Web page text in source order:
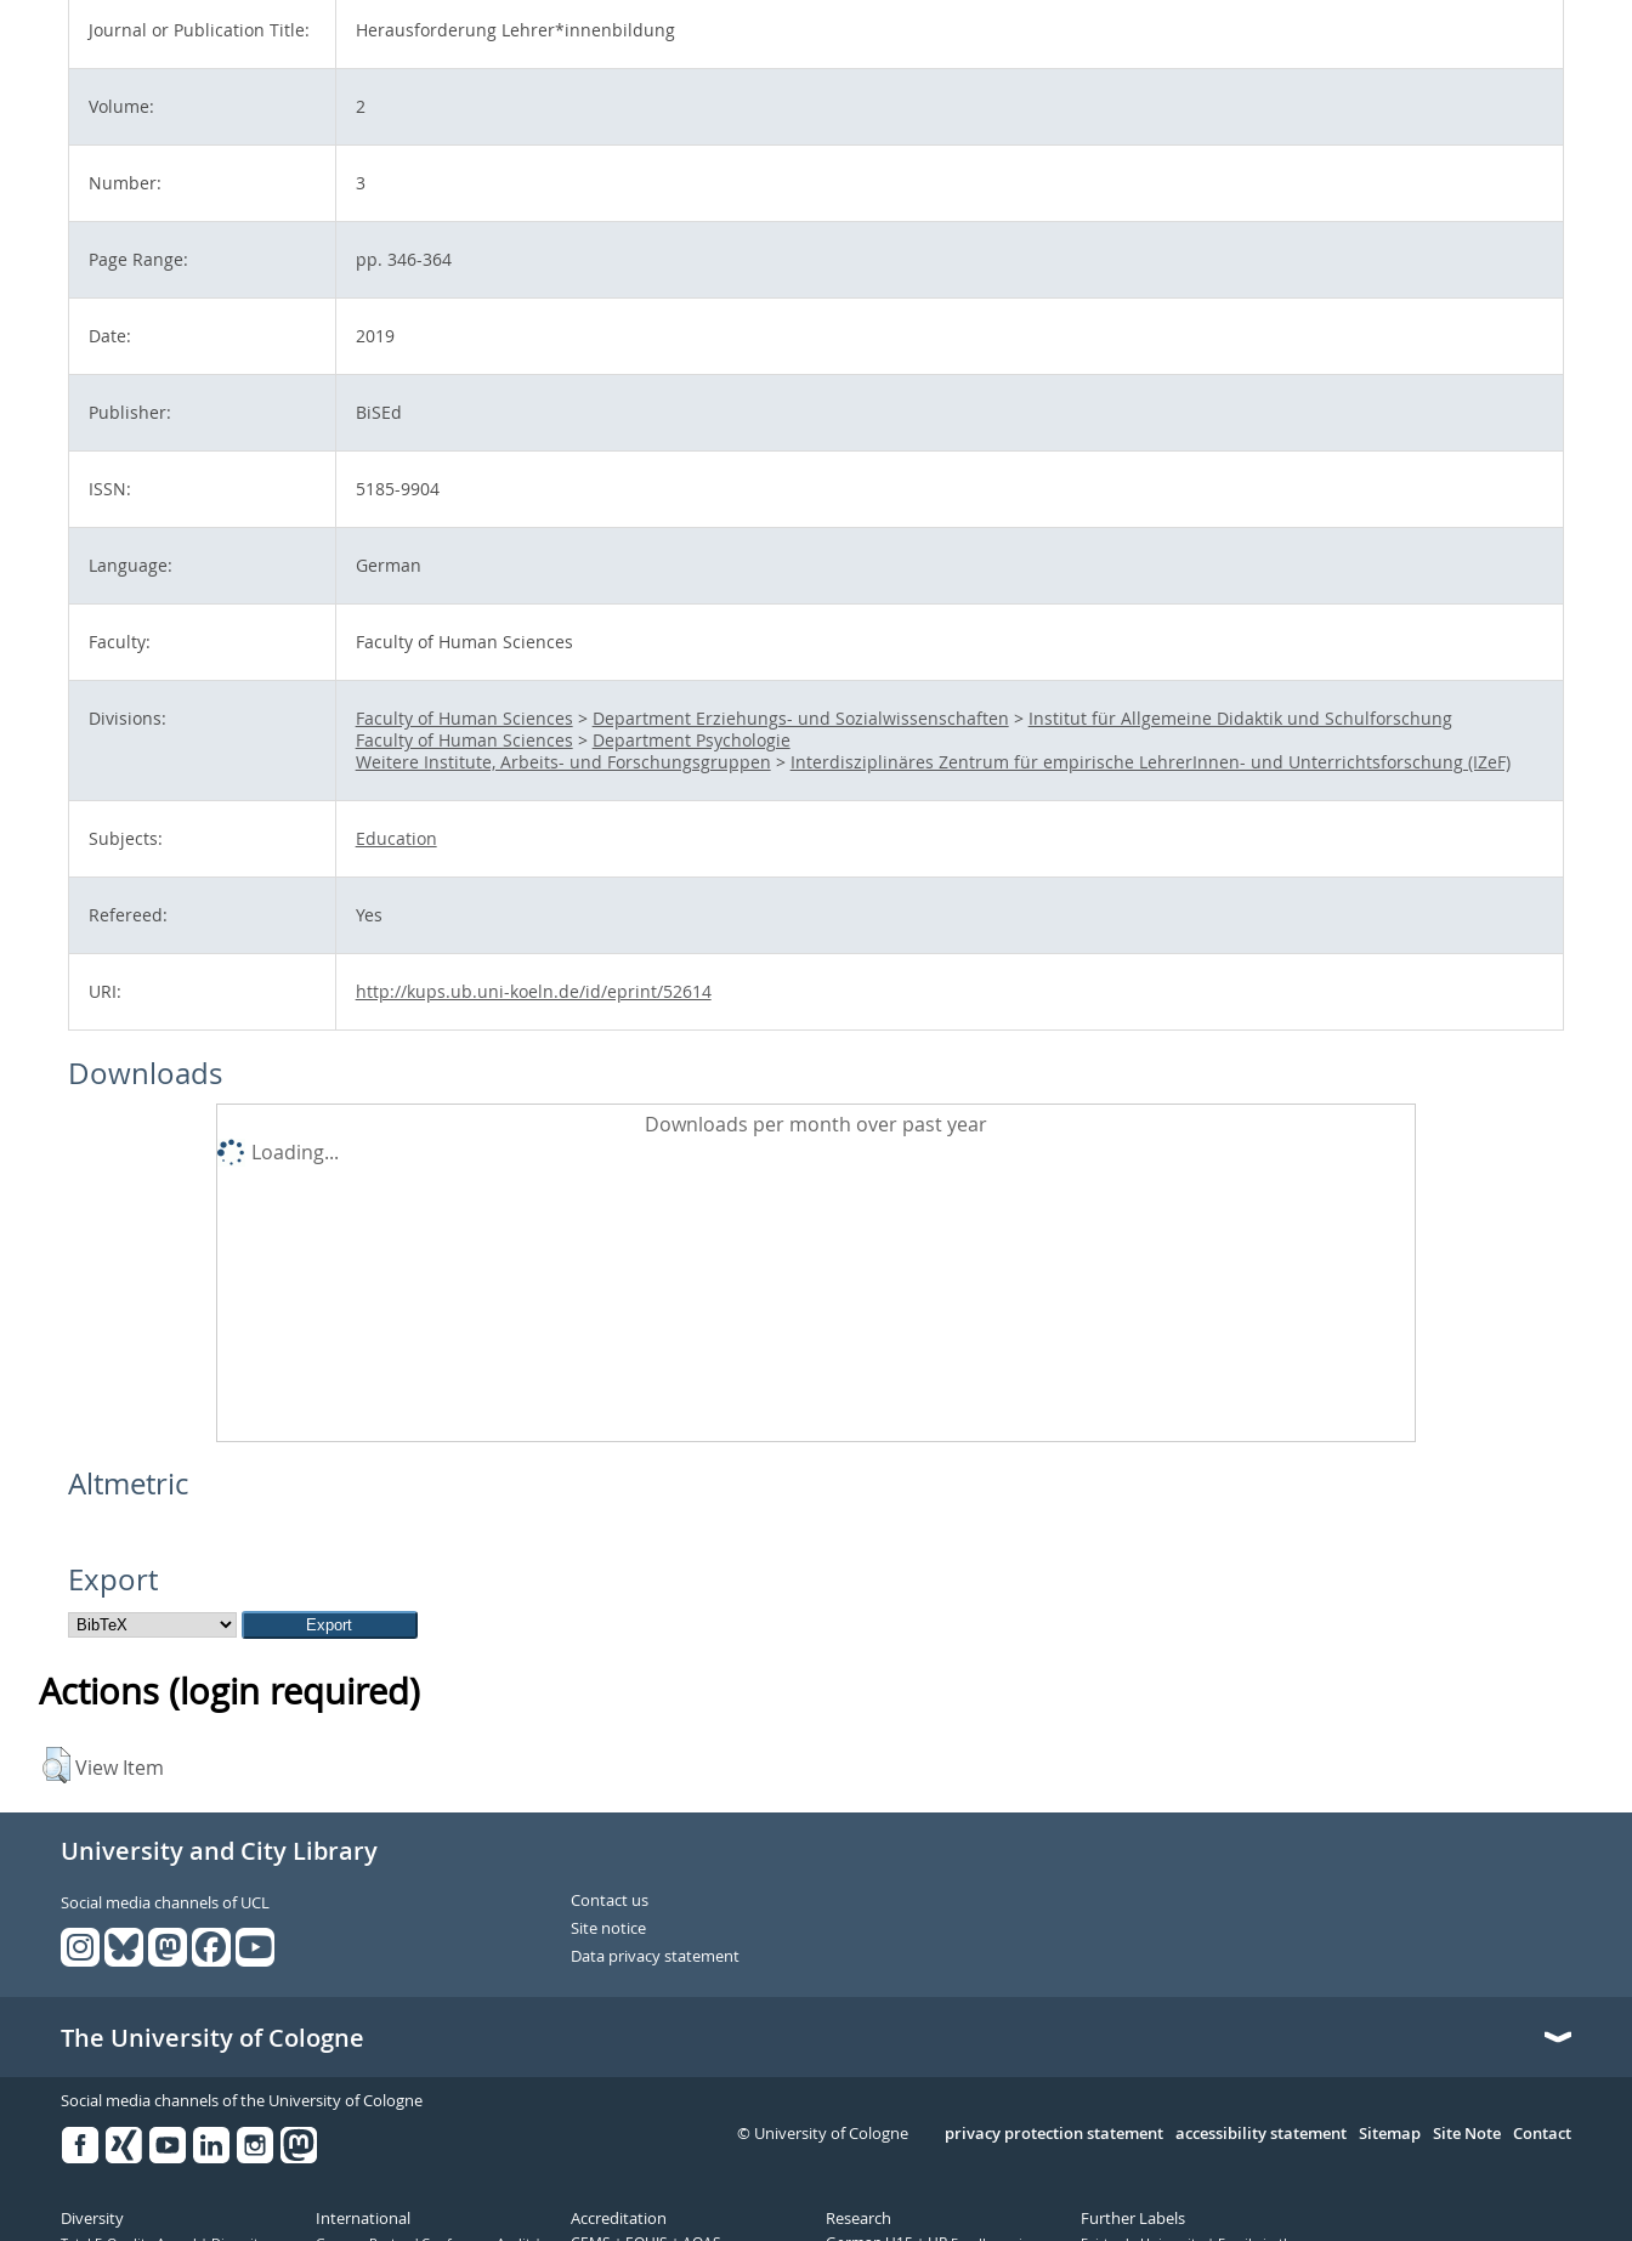
Journal or Publication Title: Herausforderung Lehrer*innenbildung
Volume: 2
Number: 3
Page Range: pp. 346-364
Date: 2019
Publisher: BiSEd
ISSN: 5185-9904
Language: German
Faculty: Faculty of Human Sciences
Divisions: Faculty of Human Sciences > Department Erziehungs- und Sozialwissenschaften > Institut für Allgemeine Didaktik und Schulforschung
Faculty of Human Sciences > Department Psychologie
Weitere Institute, Arbeits- und Forschungsgruppen > Interdisziplinäres Zentrum für empirische LehrerInnen- und Unterrichtsforschung (IZeF)
Subjects: Education
Refereed: Yes
URI: http://kups.ub.uni-koeln.de/id/eprint/52614
Downloads
Downloads per month over past year
Loading...
Altmetric
Export
Actions (login required)
View Item
University and City Library
Social media channels of UCL
Contact us
Site notice
Data privacy statement
The University of Cologne
Social media channels of the University of Cologne
Serivce
privacy protection statement accessibility statement Sitemap Site Note Contact
© University of Cologne
Diversity International Accreditation Research Further Labels